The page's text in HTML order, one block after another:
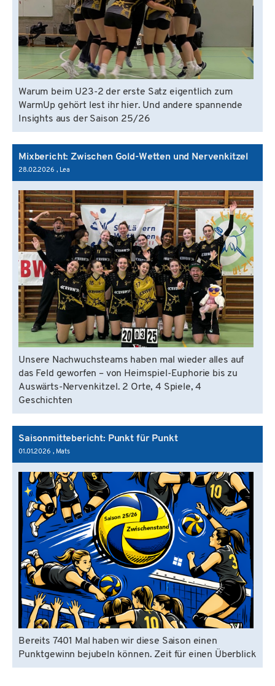
Warum beim U23-2 der erste Satz eigentlich zum
WarmUp gehört lest ihr hier. Und andere spannende
Insights aus der Saison 25/26
Mixbericht: Zwischen Gold-Wetten und Nervenkitzel
28.02.2026 , Lea
Unsere Nachwuchsteams haben mal wieder alles auf
das Feld geworfen – von Heimspiel-Euphorie bis zu
Auswärts-Nervenkitzel. 2 Orte, 4 Spiele, 4
Geschichten
Saisonmittebericht: Punkt für Punkt
01.01.2026 , Mats
Bereits 7401 Mal haben wir diese Saison einen
Punktgewinn bejubeln können. Zeit für einen Überblick